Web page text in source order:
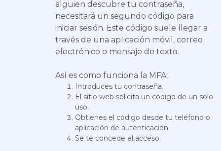
alguien descubre tu contraseña,
necesitará un segundo código para
iniciar sesión. Este código suele llegar a
través de una aplicación móvil, correo
electrónico o mensaje de texto.
Así es como funciona la MFA:
Introduces tu contraseña.
El sitio web solicita un código de un solo
uso.
Obtienes el código desde tu teléfono o
aplicación de autenticación.
Se te concede el acceso.